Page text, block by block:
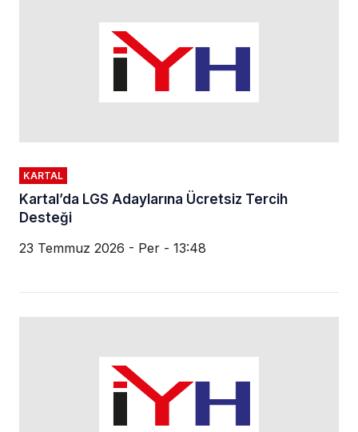
KARTAL
Kartal’da LGS Adaylarına Ücretsiz Tercih
Desteği
23 Temmuz 2026 - Per - 13:48